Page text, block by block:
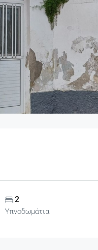
2
Υπνοδωμάτια